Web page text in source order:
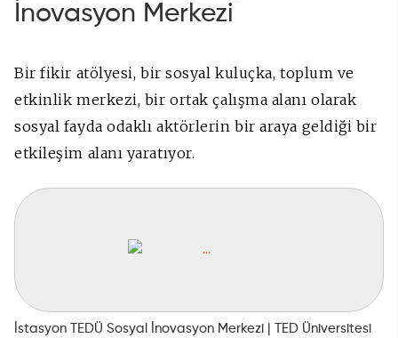
İnovasyon Merkezi
Bir fikir atölyesi, bir sosyal kuluçka, toplum ve
etkinlik merkezi, bir ortakçalışma alanı olarak
sosyal fayda odaklı aktörlerin bir araya geldiği bir
etkileşim alanı yaratıyor.
İstasyon TEDÜ Sosyal İnovasyon Merkezi | TED Üniversitesi